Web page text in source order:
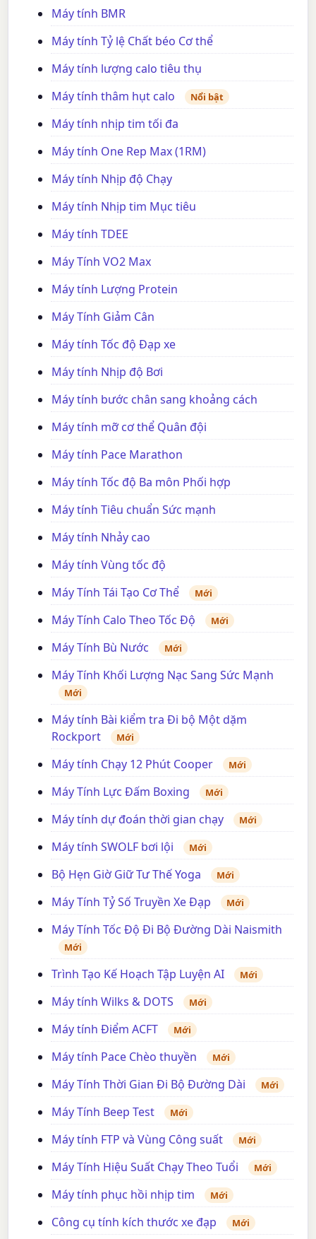
Máy tính BMR
Máy tính Tỷ lệ Chất béo Cơ thể
Máy tính lượng calo tiêu thụ
Máy tính thâm hụt calo
Nổi bật
Máy tính nhịp tim tối đa
Máy tính One Rep Max (1RM)
Máy tính Nhịp độ Chạy
Máy tính Nhịp tim Mục tiêu
Máy tính TDEE
Máy Tính VO2 Max
Máy tính Lượng Protein
Máy Tính Giảm Cân
Máy tính Tốc độ Đạp xe
Máy tính Nhịp độ Bơi
Máy tính bước chân sang khoảng cách
Máy tính mỡ cơ thể Quân đội
Máy tính Pace Marathon
Máy tính Tốc độ Ba môn Phối hợp
Máy tính Tiêu chuẩn Sức mạnh
Máy tính Nhảy cao
Máy tính Vùng tốc độ
Máy Tính Tái Tạo Cơ Thể
Mới
Máy Tính Calo Theo Tốc Độ Mới
Máy Tính Bù Nước Mới
Máy Tính Khối Lượng Nạc Sang Sức Mạnh
Mới
Máy tính Bài kiểm tra Đi bộ Một dặm
Rockport
Mới
Máy tính Chạy 12 Phút Cooper Mới
Máy Tính Lực Đấm Boxing Mới
Máy tính dự đoán thời gian chạy Mới
Máy tính SWOLF bơi lội Mới
Bộ Hẹn Giờ Giữ Tư Thế Yoga Mới
Máy Tính Tỷ Số Truyền Xe Đạp Mới
Máy Tính Tốc Độ Đi Bộ Đường Dài Naismith
Mới
Trình Tạo Kế Hoạch Tập Luyện AI Mới
Máy tính Wilks & DOTS Mới
Máy tính Điểm ACFT Mới
Máy tính Pace Chèo thuyền Mới
Máy Tính Thời Gian Đi Bộ Đường Dài Mới
Máy Tính Beep Test Mới
Máy tính FTP và Vùng Công suất Mới
Máy Tính Hiệu Suất Chạy Theo Tuổi Mới
Máy tính phục hồi nhịp tim Mới
Công cụ tính kích thước xe đạp Mới